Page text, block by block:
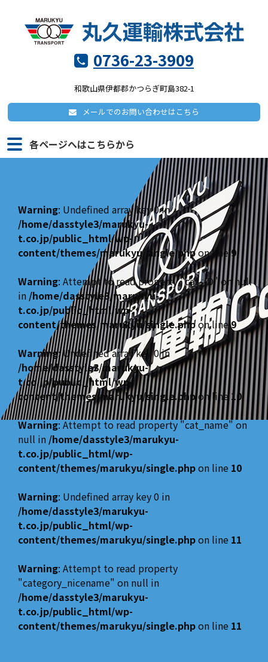
0736-23-3909
和歌山県伊都郡かつらぎ町島382-1
メールでのお問い合わせはこちら
各ページへはこちらから
Warning: Undefined array key 0 in
/home/dasstyle3/marukyu-
t.co.jp/public_html/wp-
content/themes/marukyu/single.phpon line9
Warning: Attempt to read property "cat_ID" on null
in /home/dasstyle3/marukyu-
t.co.jp/public_html/wp-
content/themes/marukyu/single.phpon line9
Warning: Undefined array key 0 in
/home/dasstyle3/marukyu-
t.co.jp/public_html/wp-
content/themes/marukyu/single.phpon line10
Warning: Attempt to read property "cat_name" on
null in /home/dasstyle3/marukyu-
t.co.jp/public_html/wp-
content/themes/marukyu/single.phpon line 10
Warning: Undefined array key 0 in
/home/dasstyle3/marukyu-
t.co.jp/public_html/wp-
content/themes/marukyu/single.phpon line 11
Warning: Attempt to read property
"category_nicename" on null in
/home/dasstyle3/marukyu-
t.co.jp/public_html/wp-
content/themes/marukyu/single.phpon line 11